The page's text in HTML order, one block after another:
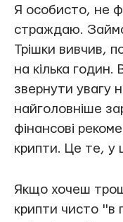
Я особисто, не
страждаю.
Трішки вивчив,
на кілька годин.
звернути увагу
найголовніше
фінансові
крипти. Це те, у
Якщо хочеш
крипти чисто "в